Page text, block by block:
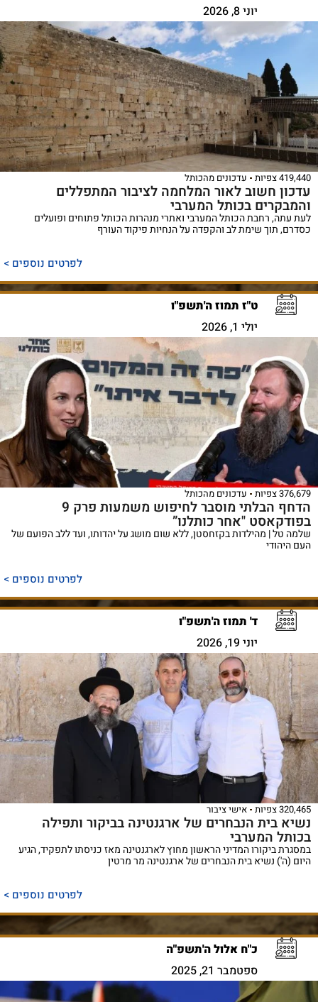
יוני 8, 2026
419,440 צפיות עדכונים מהכותל
עדכון חשוב לאור המלחמה לציבור המתפללים
והמבקרים בכותל המערבי
לעת עתה, רחבת הכותל המערבי ואתרי מנהרות הכותל פתוחים ופועלים
כסדרם, תוך שימת לב והקפדה על הנחיות פיקוד העורף
לפרטים נוספים >
ט"ז תמוז ה'תשפ"ו
יולי 1, 2026
376,679 צפיות עדכונים מהכותל
הדחף הבלתי מוסבר לחיפוש משמעות פרק 9
בפודקאסט "אחר כותלנו”
שלמה טל | מהילדות בקזחסטן, ללא שום מושג על יהדותו, ועד ללב הפועם של
העם היהודי
לפרטים נוספים >
ד' תמוז ה'תשפ"ו
יוני 19, 2026
320,465 צפיות אישי ציבור
נשיא בית הנבחרים של ארגנטינה בביקור ותפילה
בכותל המערבי
במסגרת ביקורו המדיני הראשון מחוץ לארגנטינה מאז כניסתו לתפקיד, הגיע
היום (ה') נשיא בית הנבחרים של ארגנטינה מר מרטין
לפרטים נוספים >
כ"ח אלול ה'תשפ"ה
ספטמבר 21, 2025